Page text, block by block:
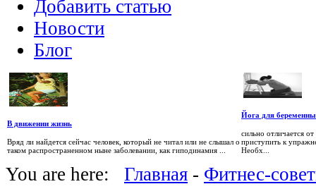
Добавить статью
Новости
Блог
В движении жизнь
Вряд ли найдется сейчас человек, который не читал или не слышал о
таком распространенном ныне заболевании, как гиподинамия ...
Йога для
сильно отличается
приступить к
Необх...
You are here: Главная - Фитнес-